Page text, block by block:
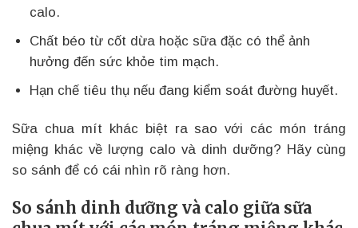
calo.
Chất béo từ cốt dừa hoặc sữa đặc có thể ảnh
hưởng đến sức khỏe tim mạch.
Hạn chế tiêu thụ nếu đang kiểm soát đường huyết.
Sữa chua mít khác biệt ra sao với các món tráng
miệng khác về lượng calo và dinh dưỡng? Hãy cùng
so sánh để có cái nhìn rõ ràng hơn.
So sánh dinh dưỡng và calo giữa sữa